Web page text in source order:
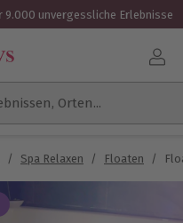
9.000 unvergessliche Erlebnisse
Orten...
/ Spa Relaxen / Floaten /